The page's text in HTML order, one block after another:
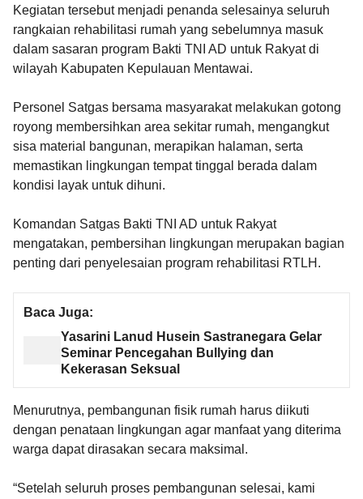
Kegiatan tersebut menjadi penanda selesainya seluruh
rangkaian rehabilitasi rumah yang sebelumnya masuk
dalam sasaran program Bakti TNI AD untuk Rakyat di
wilayah Kabupaten Kepulauan Mentawai.
Personel Satgas bersama masyarakat melakukan gotong
royong membersihkan area sekitar rumah, mengangkut
sisa material bangunan, merapikan halaman, serta
memastikan lingkungan tempat tinggal berada dalam
kondisi layak untuk dihuni.
Komandan Satgas Bakti TNI AD untuk Rakyat
mengatakan, pembersihan lingkungan merupakan bagian
penting dari penyelesaian program rehabilitasi RTLH.
Baca Juga:
Yasarini Lanud Husein Sastranegara Gelar
Seminar Pencegahan Bullying dan
Kekerasan Seksual
Menurutnya, pembangunan fisik rumah harus diikuti
dengan penataan lingkungan agar manfaat yang diterima
warga dapat dirasakan secara maksimal.
“Setelah seluruh proses pembangunan selesai, kami